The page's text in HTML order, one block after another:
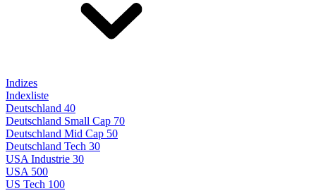
Indizes
Indexliste
Deutschland 40
Deutschland Small Cap 70
Deutschland Mid Cap 50
Deutschland Tech 30
USA Industrie 30
USA 500
US Tech 100